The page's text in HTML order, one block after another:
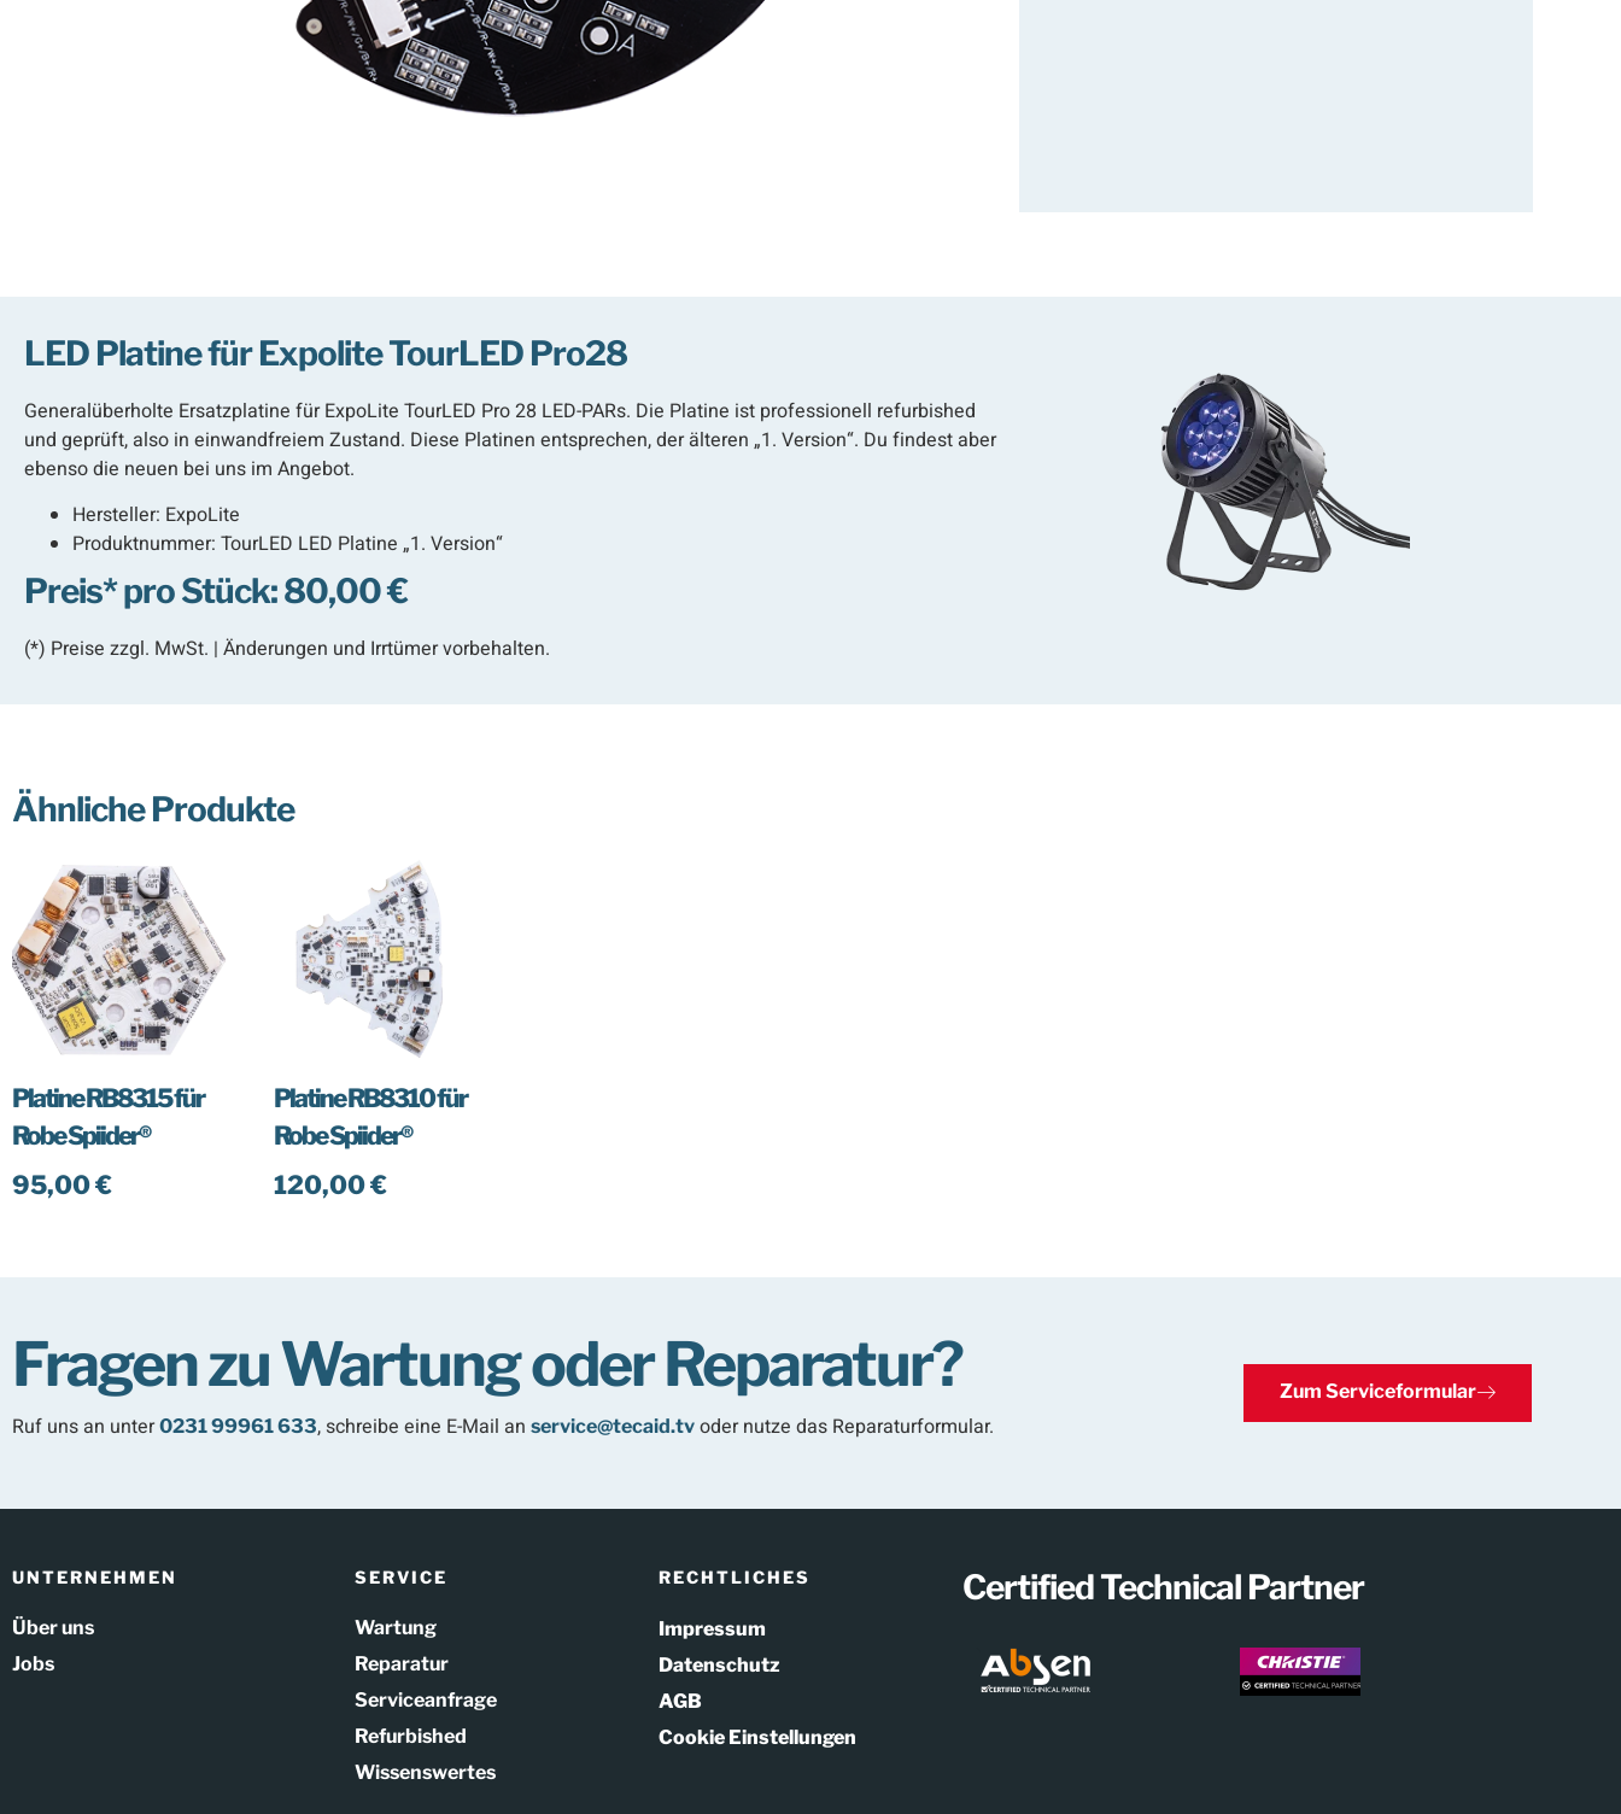
LED Platine für Expolite TourLED Pro28
Generalüberholte Ersatzplatine für ExpoLite TourLED Pro 28 LED-PARs. Die Platine ist professionell refurbished
und geprüft, also in einwandfreiem Zustand. Diese Platinen entsprechen, der älteren „1. Version“. Du findest aber
ebenso die neuen bei uns im Angebot.
Hersteller: ExpoLite
Produktnummer: TourLED LED Platine „1. Version“
Preis* pro Stück: 80,00 €
(*) Preise zzgl. MwSt. | Änderungen und Irrtümer vorbehalten.
Ähnliche Produkte
Platine RB8315 für
Robe Spiider®
95,00€
Platine RB8310 für
Robe Spiider®
120,00€
Fragen zu Wartung oder Reparatur?
Ruf uns an unter0231 99961 633, schreibe eine E-Mail an service@tecaid.tv oder nutze das Reparaturformular.
Zum Serviceformular
UNTERNEHMEN
Über uns
Jobs
SERVICE
Wartung
Reparatur
Serviceanfrage
Refurbished
Wissenswertes
RECHTLICHES
Impressum
Datenschutz
AGB
Cookie Einstellungen
Certified Technical Partner